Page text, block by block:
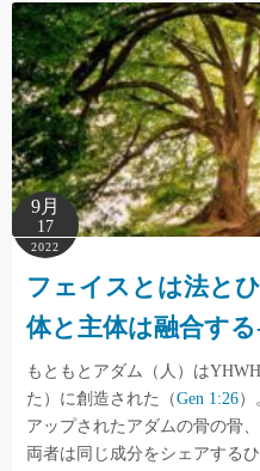
9月
17
2022
フェイスとは法と
体と主体は融合す
もともとアダム（人）は
た）に創造された（Gen 1:26
アップされたアダムの骨の骨
両者は同じ成分をシェアする